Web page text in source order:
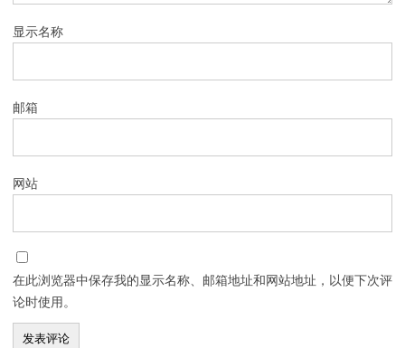
显示名称
邮箱
网站
在此浏览器中保存我的显示名称、邮箱地址和网站地址，以便下次评
论时使用。